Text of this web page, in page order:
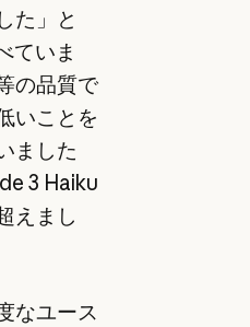
た」と
ていま
の品質で
いことを
ました
3 Haiku
えまし
なユース